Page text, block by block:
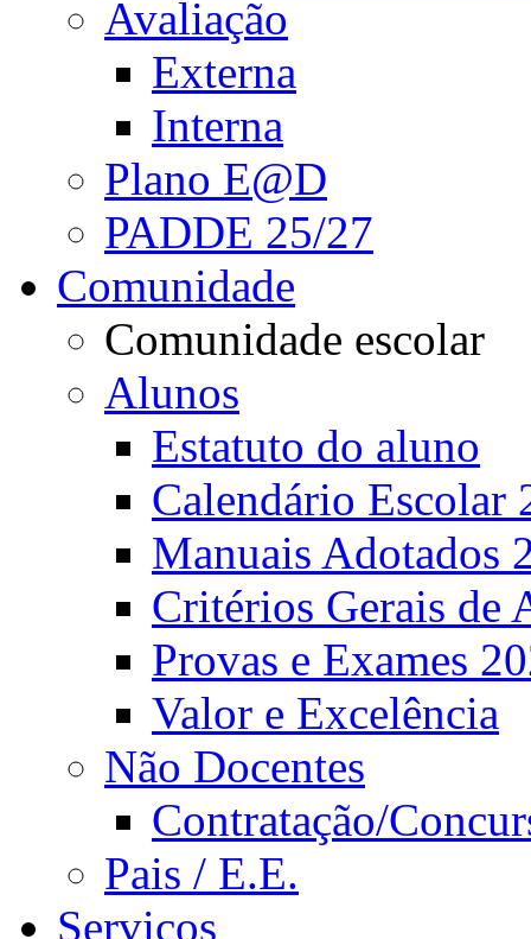
Avaliação
Externa
Interna
Plano E@D
PADDE 25/27
Comunidade
Comunidade escolar
Alunos
Estatuto do aluno
Calendário Escolar
Manuais Adotados
Critérios Gerais de
Provas e Exames
Valor e Excelência
Não Docentes
Contratação/
Pais / E.E.
Serviços